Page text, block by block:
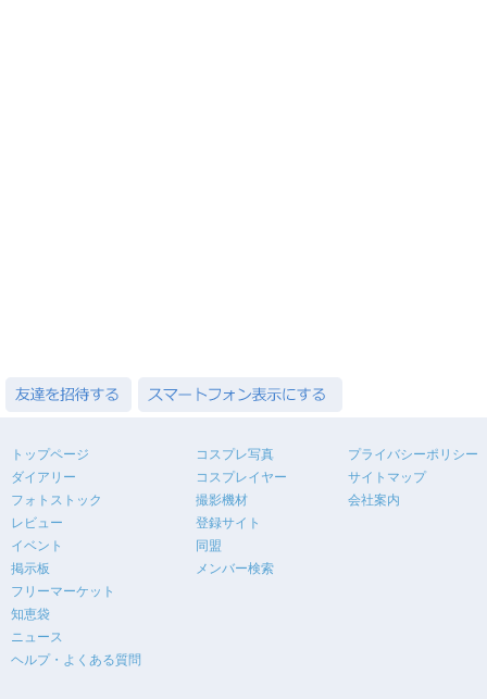
トップページ
ダイアリー
フォトストック
レビュー
イベント
掲示板
フリーマーケット
知恵袋
ニュース
ヘルプ・よくある質問
コスプレ写真
コスプレイヤー
撮影機材
登録サイト
同盟
メンバー検索
プライバシーポリシー
サイトマップ
会社案内